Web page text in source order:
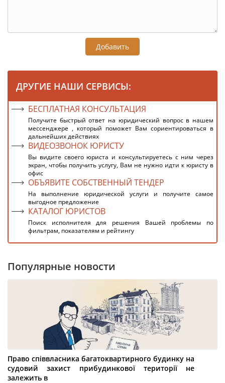
Добавить
ДРУГИЕ НАШИ СЕРВИСЫ:
БЕСПЛАТНАЯ КОНСУЛЬТАЦИЯ
Получите быстрый ответ на юридический вопрос в нашем
мессенджере , который поможет Вам сориентироваться в
дальнейших действиях
ВИДЕОЗВОНОК ЮРИСТУ
Вы видите своего юриста и консультируетесь с ним через
экран, чтобы получить услугу, Вам не нужно идти к юристу в
офис
ОБЪЯВИТЕ СОБСТВЕННЫЙ ТЕНДЕР
На выполнение юридической услуги и получите самое
выгодное предложение
КАТАЛОГ ЮРИСТОВ
Поиск исполнителя для решения Вашей проблемы по
фильтрам, показателям и рейтингу
Популярные новости
Право співвласника багатоквартирного будинку на
судовий захист прибудинкової території не
залежить в